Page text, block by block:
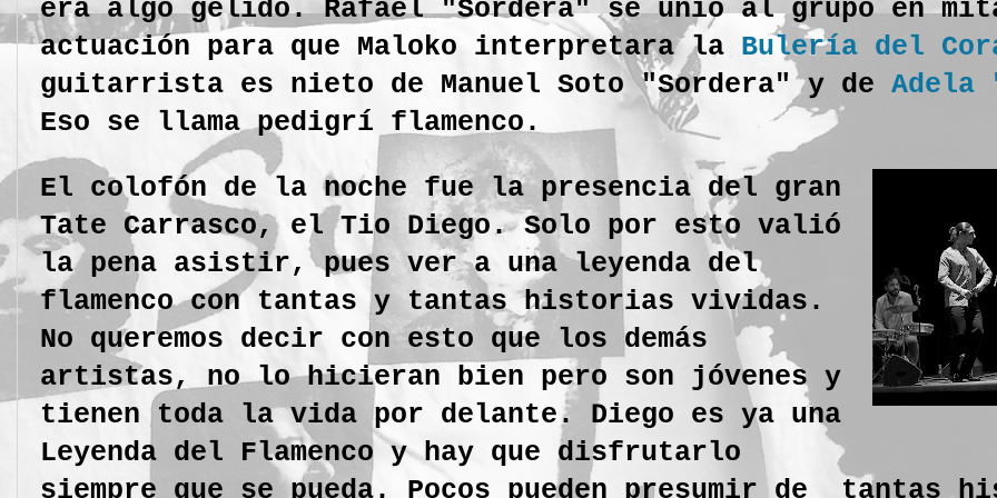
era algo gélido. Rafael "Sordera" se unió al grupo en
actuación para que Maloko interpretara la Bulería del
guitarrista es nieto de Manuel Soto "Sordera" y de Adela
Eso se llama pedigrí flamenco.
El colofón de la noche fue la presencia del gran
Tate Carrasco, el Tio Diego. Solo por esto valió
la pena asistir, pues ver a una leyenda del
flamenco con tantas y tantas historias vividas.
No queremos decir con esto que los demás
artistas, no lo hicieran bien pero son jóvenes y
tienen toda la vida por delante. Diego es ya una
Leyenda del Flamenco y hay que disfrutarlo
siempre que se pueda. Pocos pueden presumir de tantas